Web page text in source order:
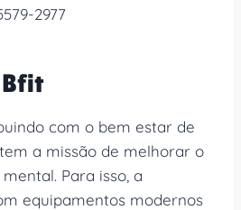
2977
Bfit
com o bem estar de
a missão de melhorar o
Para isso, a
equipamentos modernos